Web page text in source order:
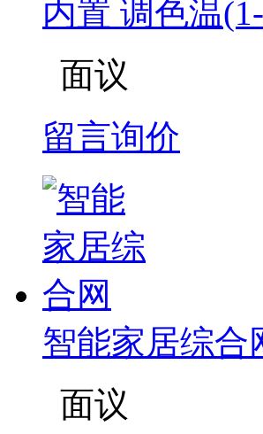
内置 调色温(1-
面议
留言询价
智能家居综合
面议